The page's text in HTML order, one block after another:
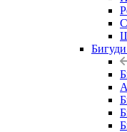
Бигуди